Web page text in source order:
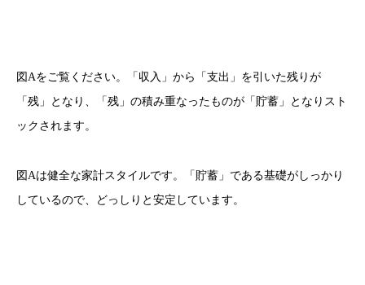
図Aをご覧ください。「収入」から「支出」を引いた残りが
「残」となり、「残」の積み重なったものが「貯蓄」となりスト
ックされます。
図Aは健全な家計スタイルです。「貯蓄」である基礎がしっかり
しているので、どっしりと安定しています。